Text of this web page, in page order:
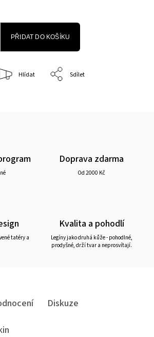
PŘIDAT DO KOŠÍKU
Hlídat Sdílet
Doprava zdarma
Od 2000 Kč
tatéry a
Kvalita a pohodlí
Legíny jako druhá kůže - pohodlné,
prodyšné, drží tvar a neprosvítají.
Diskuze